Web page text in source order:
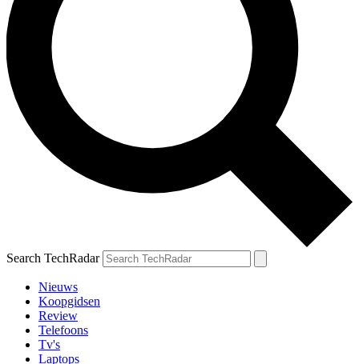
Search TechRadar
Nieuws
Koopgidsen
Review
Telefoons
Tv's
Laptops